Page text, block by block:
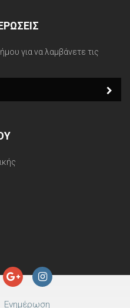
για να λαμβάνετε τις
l
l
Ενημέρωση